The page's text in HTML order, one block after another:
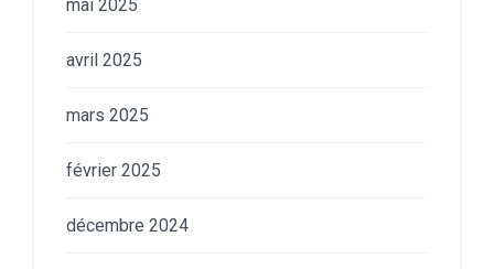
mai 2025
avril 2025
mars 2025
février 2025
décembre 2024